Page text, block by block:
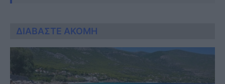
ΔΙΑΒΑΣΤΕ ΑΚΟΜΗ